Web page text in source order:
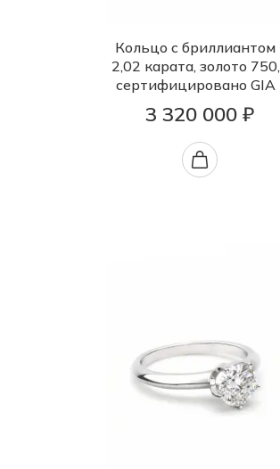
Кольцо с бриллиантом
2,02 карата, золото 750,
сертифицировано GIA
3 320 000 ₽